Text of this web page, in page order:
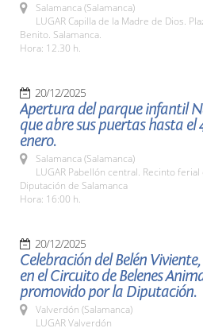
Salamanca (Salamanca)
LUGAR Capilla de la Madre de Dios.
Benito. Salamanca.
Hora: 12.30 h.
20/12/2025
Apertura del parque infantil
que abre sus puertas hasta el
enero.
Salamanca (Salamanca)
LUGAR Pabellón central. Recinto ferial
Diputación de Salamanca
Hora: 16:00 h.
20/12/2025
Celebración del Belén
en el Circuito de Belenes
promovido por la Diputación.
Valverdón (Salamanca)
LUGAR Valverdón